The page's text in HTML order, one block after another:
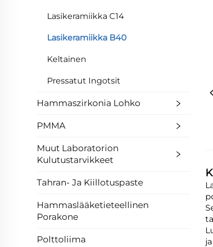
Lasikeramiikka C14
Lasikeramiikka B40
Keltainen
Pressatut Ingotsit
Hammaszirkonia Lohko
PMMA
Muut Laboratorion
Kulutustarvikkeet
Tahran- Ja Kiillotuspaste
Hammaslääketieteellinen
Porakone
Polttoliima